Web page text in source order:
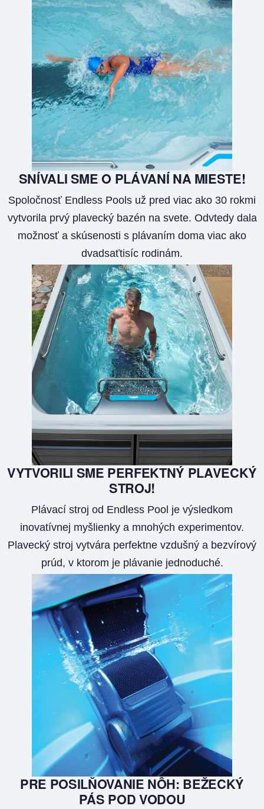
SNÍVALI SME O PLÁVANÍ NA MIESTE!
Spoločnosť Endless Pools už pred viac ako 30 rokmi
vytvorila prvý plavecký bazén na svete. Odvtedy dala
možnosť a skúsenosti s plávaním doma viac ako
dvadsaťtisíc rodinám.
VYTVORILI SME PERFEKTNÝ PLAVECKÝ
STROJ!
Plávací stroj od Endless Pool je výsledkom
inovatívnej myšlienky a mnohých experimentov.
Plavecký stroj vytvára perfektne vzdušný a bezvírový
prúd, v ktorom je plávanie jednoduché.
PRE POSILŇOVANIE NÔH: BEŽECKÝ
PÁS POD VODOU